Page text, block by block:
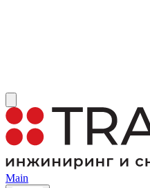
Main